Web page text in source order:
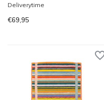
Deliverytime
€69,95